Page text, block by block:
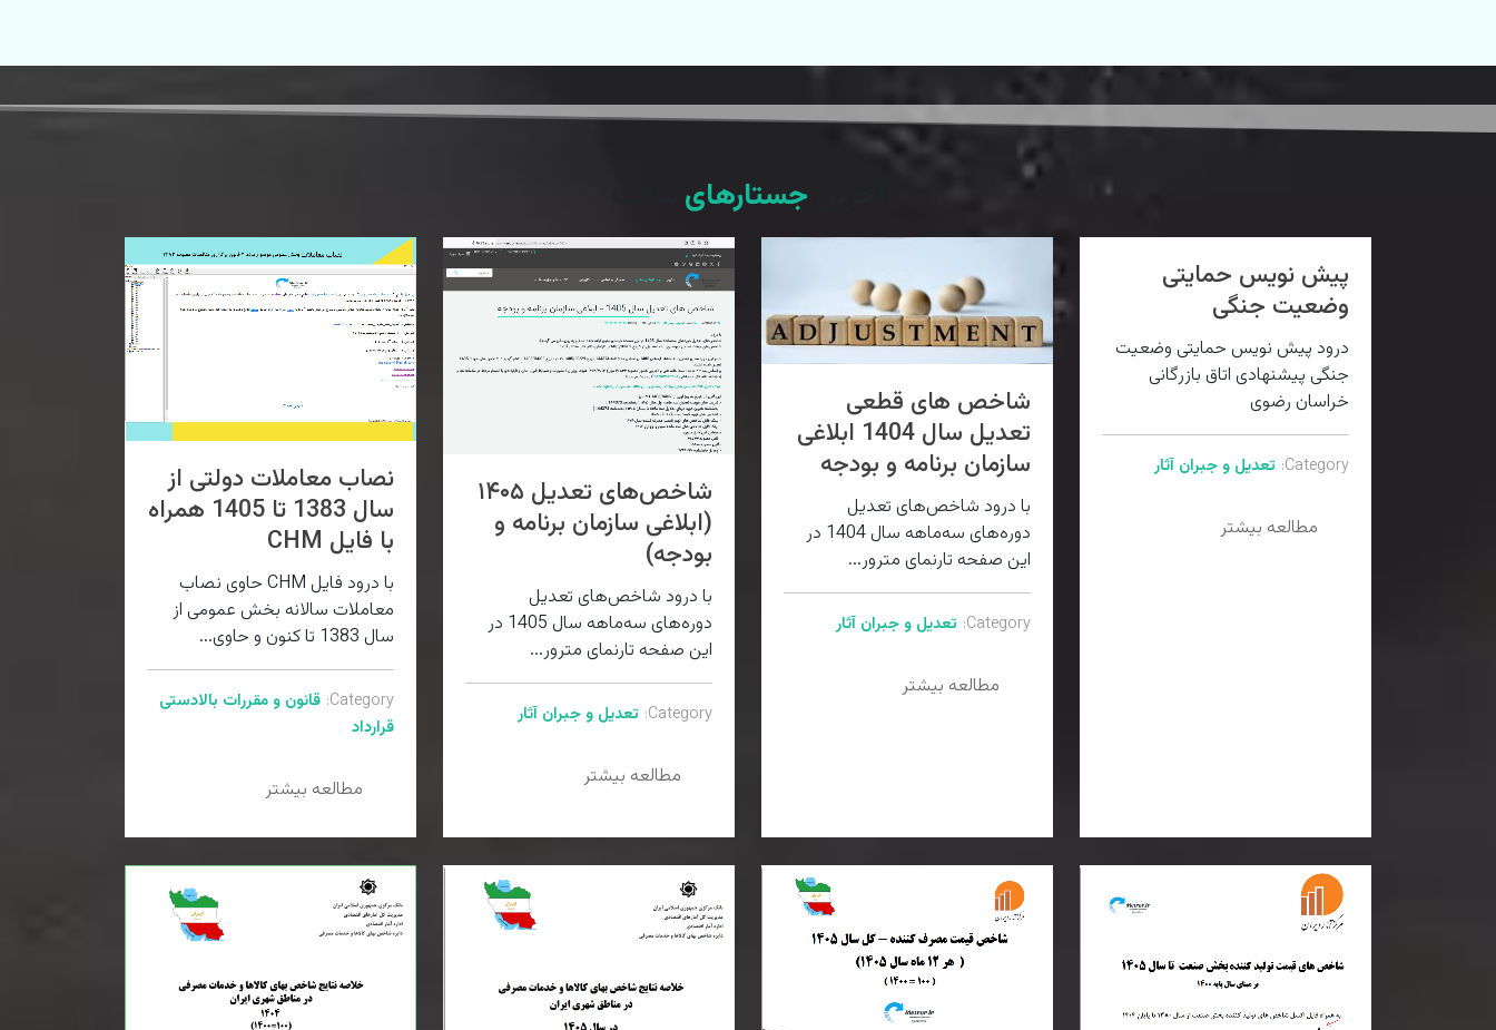
جستارهای
پیش نویس حمایتی
وضعیت جنگی
درود پیش نویس حمایتی وضعیت
جنگی پیشنهادی اتاق بازرگانی
خراسان رضوی
Category: تعدیل و جبران آثار
مطالعه بیشتر
شاخص های قطعی
تعدیل سال 1404 ابلاغی
سازمان برنامه و بودجه
با درود شاخص‌های تعديل
دوره‌های سه‌ماهه سال 1404 در
این صفحه تارنمای مترور...
Category: تعدیل و جبران آثار
مطالعه بیشتر
شاخص‌های تعدیل ۱۴۰۵
(ابلاغی سازمان برنامه و
بودجه)
با درود شاخص‌های تعديل
دوره‌های سه‌ماهه سال 1405 در
این صفحه تارنمای مترور...
Category: تعدیل و جبران آثار
مطالعه بیشتر
نصاب معاملات دولتی از
سال 1383 تا 1405 همراه
با فایل CHM
با درود فایل CHM حاوی نصاب
معاملات سالانه بخش عمومی از
سال 1383 تا کنون و حاوی...
Category: قانون و مقررات بالادستی
قرارداد
مطالعه بیشتر